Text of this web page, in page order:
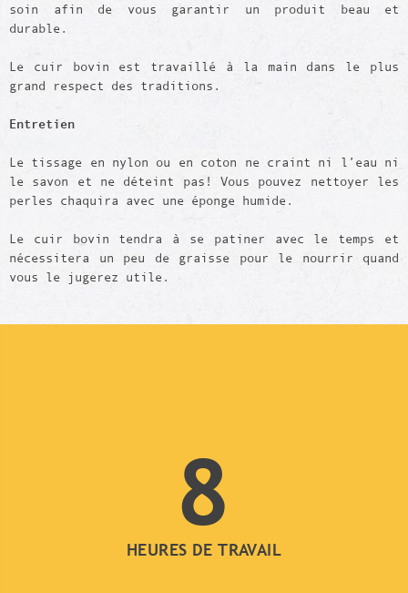
soin afin de vous garantir un produit beau et
durable.
Le cuir bovin est travaillé à la main dans le plus
grand respect des traditions.
Entretien
Le tissage en nylon ou en coton ne craint ni l’eau ni
le savon et ne déteint pas! Vous pouvez nettoyer les
perles chaquira avec une éponge humide.
Le cuir bovin tendra à se patiner avec le temps et
nécessitera un peu de graisse pour le nourrir quand
vous le jugerez utile.
8
HEURES DE TRAVAIL